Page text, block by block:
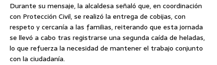
Durante su mensaje, la alcaldesa señaló que, en coordinación
con Protección Civil, se realizó la entrega de cobijas, con
respeto y cercanía a las familias, reiterando que esta jornada
se llevó a cabo tras registrarse una segunda caída de heladas,
lo que refuerza la necesidad de mantener el trabajo conjunto
con la ciudadanía.